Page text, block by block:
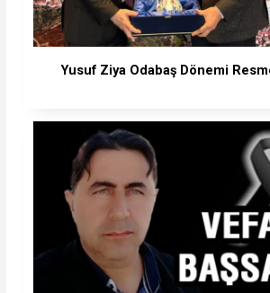
Yusuf Ziya Odabaş Dönemi